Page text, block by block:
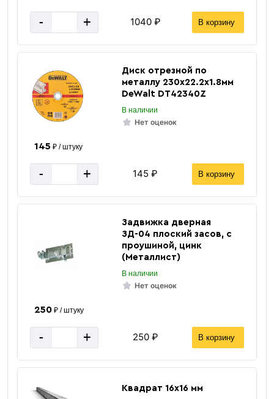
- + 1040 ₽ В корзину
Диск отрезной по
металлу 230х22.2х1.8мм
DeWalt DT42340Z
В наличии
Нет оценок
145 ₽ / штуку
- + 145 ₽ В корзину
Задвижка дверная
ЗД-04 плоский засов, с
проушиной, цинк
(Металлист)
В наличии
Нет оценок
250₽ / штуку
- + 250 ₽ В корзину
Квадрат 16х16 мм
Сварочные аксессуары
«В корзину»
«Быстрый заказ»